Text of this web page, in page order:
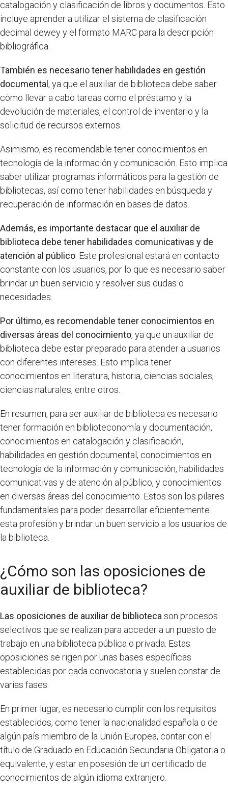
catalogación y clasificación de libros y documentos. Esto
incluye aprender a utilizar el sistema de clasificación
decimal dewey y el formato MARC para la descripción
bibliográfica.
También es necesario tener habilidades en gestión
documental, ya que el auxiliar de biblioteca debe saber
cómo llevar a cabo tareas como el préstamo y la
devolución de materiales, el control de inventario y la
solicitud de recursos externos.
Asimismo, es recomendable tener conocimientos en
tecnología de la información y comunicación. Esto implica
saber utilizar programas informáticos para la gestión de
bibliotecas, así como tener habilidades en búsqueda y
recuperación de información en bases de datos.
Además, es importante destacar que el auxiliar de
biblioteca debe tener habilidades comunicativas y de
atención al público . Este profesional estará en contacto
constante con los usuarios, por lo que es necesario saber
brindar un buen servicio y resolver sus dudas o
necesidades.
Por último, es recomendable tener conocimientos en
diversas áreas del conocimiento, ya que un auxiliar de
biblioteca debe estar preparado para atender a usuarios
con diferentes intereses. Esto implica tener
conocimientos en literatura, historia, ciencias sociales,
ciencias naturales, entre otros.
En resumen, para ser auxiliar de biblioteca es necesario
tener formación en biblioteconomía y documentación,
conocimientos en catalogación y clasificación,
habilidades en gestión documental, conocimientos en
tecnología de la información y comunicación, habilidades
comunicativas y de atención al público, y conocimientos
en diversas áreas del conocimiento. Estos son los pilares
fundamentales para poder desarrollar eficientemente
esta profesión y brindar un buen servicio a los usuarios de
la biblioteca.
¿Cómo son las oposiciones de
auxiliar de biblioteca?
Las oposiciones de auxiliar de biblioteca son procesos
selectivos que se realizan para acceder a un puesto de
trabajo en una biblioteca pública o privada. Estas
oposiciones se rigen por unas bases específicas
establecidas por cada convocatoria y suelen constar de
varias fases.
En primer lugar, es necesario cumplir con los requisitos
establecidos, como tener la nacionalidad española o de
algún país miembro de la Unión Europea, contar con el
título de Graduado en Educación Secundaria Obligatoria o
equivalente, y estar en posesión de un certificado de
conocimientos de algún idioma extranjero.